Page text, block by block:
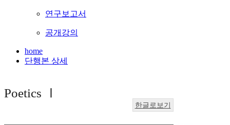
연구보고서
공개강의
home
단행본 상세
Poetics Ⅰ
한글로보기